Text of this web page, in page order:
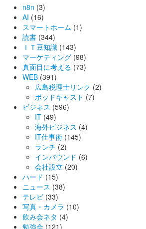
n8n (3)
AI (16)
スマートホーム (1)
読書 (344)
ＩＴ豆知識 (143)
マーケティング (98)
真面目に考える (73)
WEB (391)
広島税理士リンク (2)
ポッドキャスト (7)
ビジネス (596)
IT (49)
海外ビジネス (4)
IT仕事術 (145)
ランチ (2)
インバウンド (6)
会社設立 (20)
ハード (15)
ニュース (38)
テレビ (33)
写真・カメラ (10)
飲み会ネタ (4)
勉強会 (121)